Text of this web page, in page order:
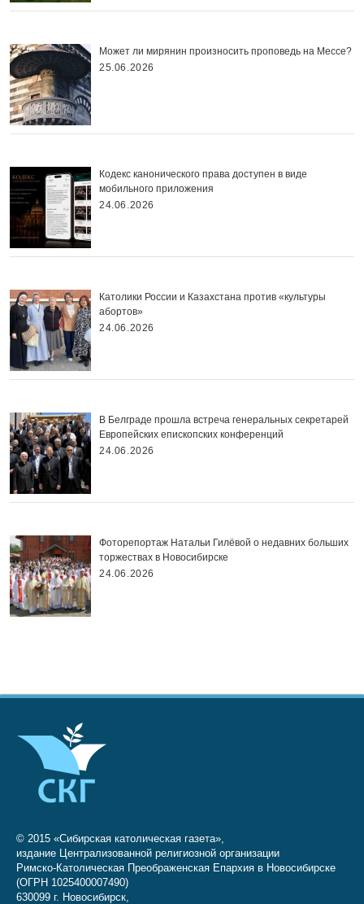
Может ли мирянин произносить проповедь на Мессе?
25.06.2026
Кодекс канонического права доступен в виде
мобильного приложения
24.06.2026
Католики России и Казахстана против «культуры
абортов»
24.06.2026
В Белграде прошла встреча генеральных секретарей
Европейских епископских конференций
24.06.2026
Фоторепортаж Натальи Гилёвой о недавних больших
торжествах в Новосибирске
24.06.2026
© 2015 «Сибирская католическая газета»,
издание Централизованной религиозной организации
Римско-Католическая Преображенская Епархия в Новосибирске
(ОГРН 1025400007490)
630099 г. Новосибирск,